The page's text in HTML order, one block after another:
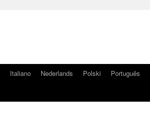
Italiano Nederlands Polski Português